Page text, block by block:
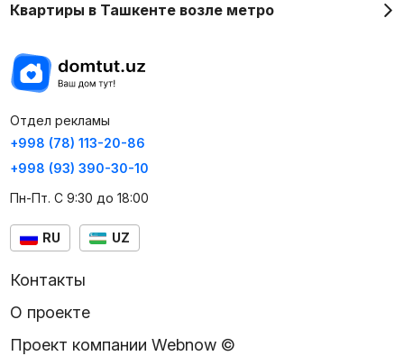
Квартиры в Ташкенте возле метро
Отдел рекламы
+998 (78) 113-20-86
+998 (93) 390-30-10
Пн-Пт. С 9:30 до 18:00
RU UZ
Контакты
О проекте
Проект компании Webnow ©